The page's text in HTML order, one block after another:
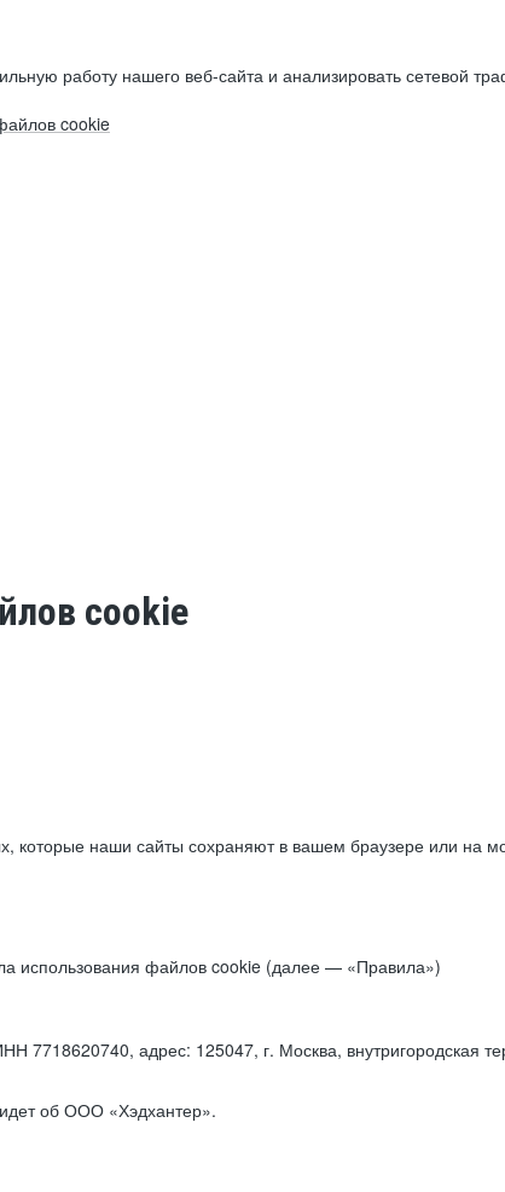
работу нашего веб-сайта и анализировать сетевой
cookie
cookie
наши сайты сохраняют в вашем браузере или на
использования файлов cookie (далее — «Правила»)
адрес: 125047, г. Москва, внутригородская
об ООО «Хэдхантер».